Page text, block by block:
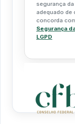
segurança
adequado de
concorda
Segurança
LGPD